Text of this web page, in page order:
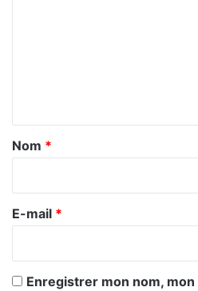
a
r
e
Nom *
E-mail *
Enregistrer mon nom,